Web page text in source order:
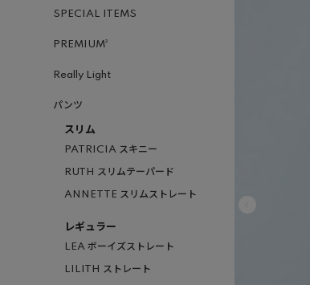
SPECIAL ITEMS
PREMIUM²
Really Light
パンツ
スリム
PATRICIA スキニー
RUTH スリムテーパード
ANNETTE スリムストレート
レギュラー
LEA ボーイズストレート
LILITH ストレート